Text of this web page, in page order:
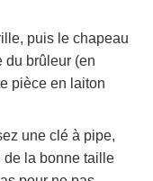
puis le chapeau
du brûleur (en
pièce en laiton
une clé à pipe,
de la bonne taille